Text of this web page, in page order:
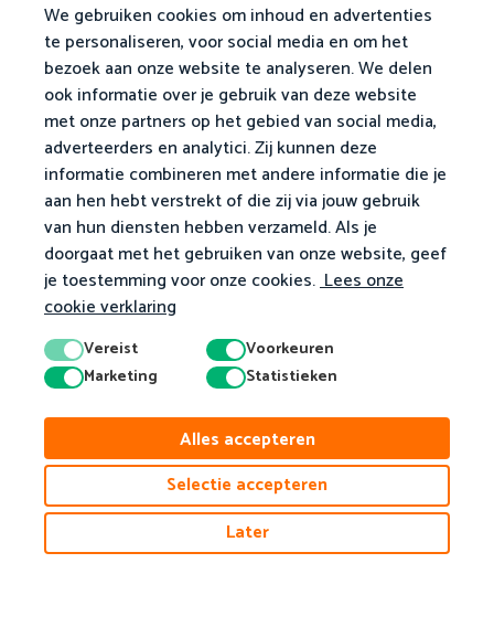
We gebruiken cookies om inhoud en advertenties
te personaliseren, voor social media en om het
bezoek aan onze website te analyseren. We delen
ook informatie over je gebruik van deze website
met onze partners op het gebied van social media,
adverteerders en analytici. Zij kunnen deze
informatie combineren met andere informatie die je
aan hen hebt verstrekt of die zij via jouw gebruik
van hun diensten hebben verzameld. Als je
doorgaat met het gebruiken van onze website, geef
je toestemming voor onze cookies.Lees onze
cookie verklaring
Vereist
Voorkeuren
Marketing
Statistieken
Alles accepteren
Selectie accepteren
Later
© 2026 Matific. Alle rechten voorbehouden.
Algemene Voorwaarden